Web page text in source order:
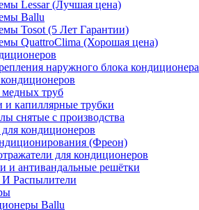
Lessar (Лучшая цена)
Ballu
Tosot (5 Лет Гарантии)
QuattroClima (Хорошая цена)
наружного блока кондиционера
медных труб
капиллярные трубки
снятые с производства
кондиционеров
(Фреон)
для кондиционеров
и антивандальные решётки
Распылители
Ballu